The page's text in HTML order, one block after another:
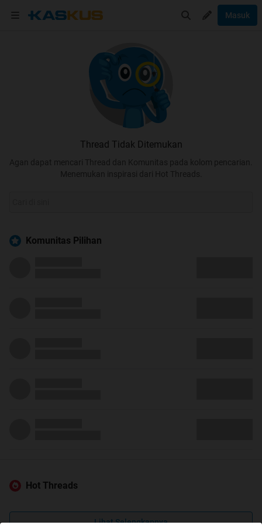
Masuk
Thread Tidak Ditemukan
Agan dapat mencari Thread dan Komunitas pada kolom pencarian.
Menemukan inspirasi dari Hot Threads.
Komunitas Pilihan
Hot Threads
Lihat Selengkapnya